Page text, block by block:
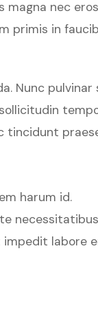
magna nec
primis in
Nunc
tincidunt
harum id.
labore